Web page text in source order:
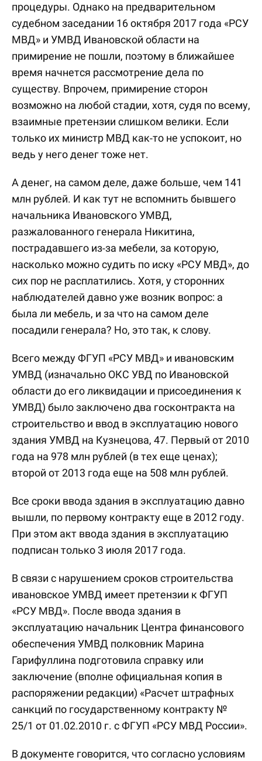
процедуры. Однако на предварительном
судебном заседании 16 октября 2017 года «РСУ
МВД» и УМВД Ивановской области на
примирение не пошли, поэтому в ближайшее
время начнется рассмотрение дела по
существу. Впрочем, примирение сторон
возможно на любой стадии, хотя, судя по всему,
взаимные претензии слишком велики. Если
только их министр МВД как-то не успокоит, но
ведь у него денег тоже нет.
А денег, на самом деле, даже больше, чем 141
млн рублей. И как тут не вспомнить бывшего
начальника Ивановского УМВД,
разжалованного генерала Никитина,
пострадавшего из-за мебели, за которую,
насколько можно судить по иску «РСУ МВД», до
сих пор не расплатились. Хотя, у сторонних
наблюдателей давно уже возник вопрос: а
была ли мебель, и за что на самом деле
посадили генерала? Но, это так, к слову.
Всего между ФГУП «РСУ МВД» и ивановским
УМВД (изначально ОКС УВД по Ивановской
области до его ликвидации и присоединения к
УМВД) было заключено два госконтракта на
строительство и ввод в эксплуатацию нового
здания УМВД на Кузнецова, 47. Первый от 2010
года на 978 млн рублей (в тех еще ценах);
второй от 2013 года еще на 508 млн рублей.
Все сроки ввода здания в эксплуатацию давно
вышли, по первому контракту еще в 2012 году.
При этом акт ввода здания в эксплуатацию
подписан только 3 июля 2017 года.
В связи с нарушением сроков строительства
ивановское УМВД имеет претензии к ФГУП
«РСУ МВД». После ввода здания в
эксплуатацию начальник Центра финансового
обеспечения УМВД полковник Марина
Гарифуллина подготовила справку или
заключение (вполне официальная копия в
распоряжении редакции) «Расчет штрафных
санкций по государственному контракту №
25/1 от 01.02.2010 г. с ФГУП «РСУ МВД России».
В документе говорится, что согласно условиям